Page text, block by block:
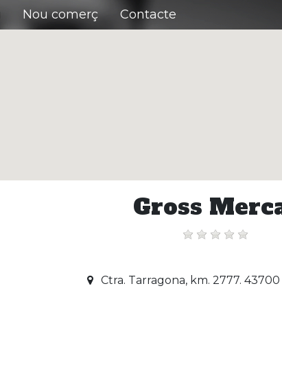
Nou comerç Contacte
Gross
Ctra. Tarragona, km. 2777. 43700